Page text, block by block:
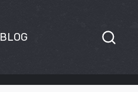
BLOG